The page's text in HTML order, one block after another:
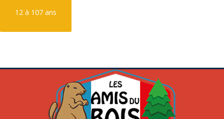
12 à 107 ans